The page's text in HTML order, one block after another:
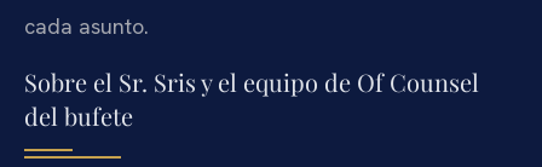
cada asunto.
Sobre el Sr. Sris y el equipo de Of Counsel
del bufete